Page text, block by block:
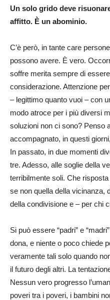
Un solo grido deve
affitto. È un abominio.
C’è però, in tante care
possono avere. È vero.
soffre merita sempre di
considerazione. Attenzione
– legittimo quanto vuoi – con
modo atroce per i più diversi
soluzioni non ci sono? Penso
accompagnato, in questi
In passato, in due momenti
tre. Adesso, alle soglie della
terribilmente soli. Che
se non quella della vicinanza,
della condivisione e – per chi
Si può essere “padri” e
dona, e niente o poco chiede
veramente tali solo quando
il futuro degli altri. La
Nessun vero progresso
poveri tra i poveri, i bambini